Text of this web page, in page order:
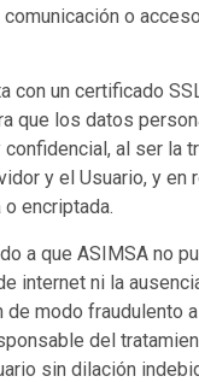
o
con un certificado
que los datos
al ser la
y el Usuario, y en
encriptada.
a que ASIMSA no
internet ni la
de modo fraudulento
del
sin dilación